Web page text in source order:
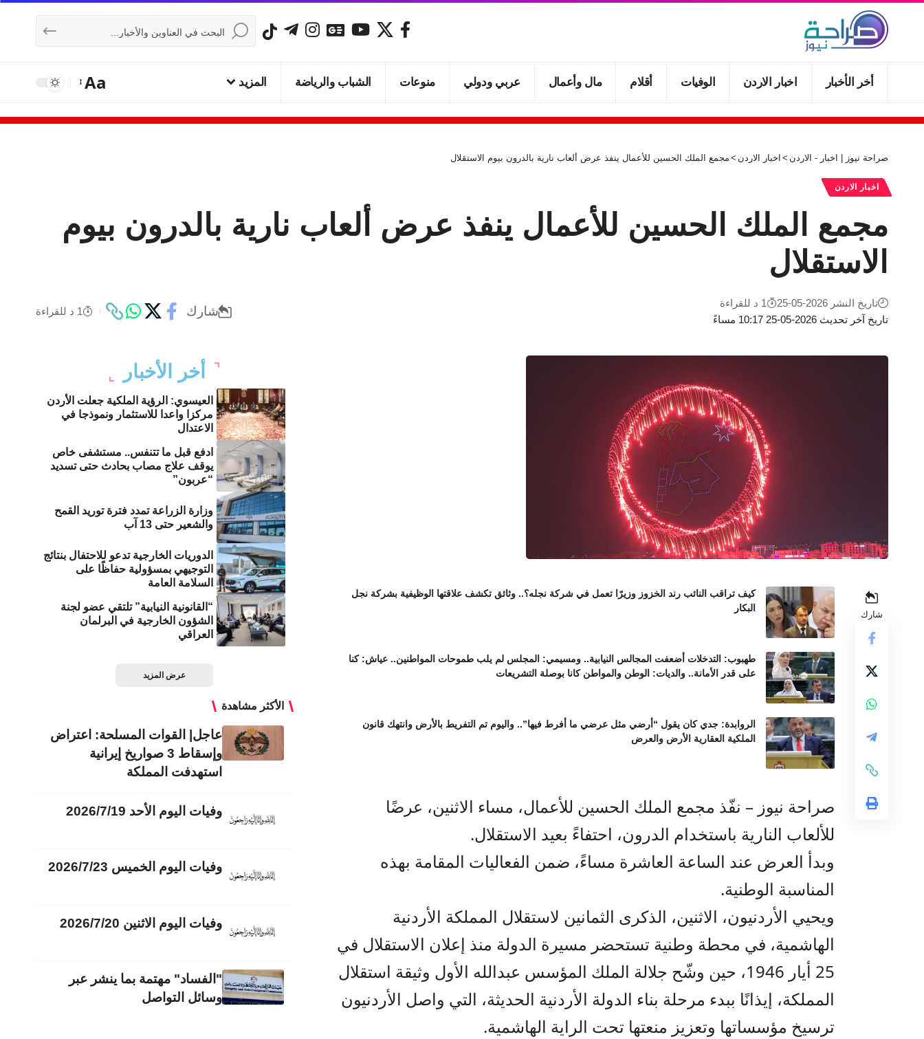
أخر الأخبار اخبار الاردن الوفيات أقلام مال وأعمال عربي ودولي منوعات الشباب والرياضة المزيد Aa
صراحة نيوز | اخبار - الاردن > اخبار الاردن > مجمع الملك الحسين للأعمال ينفذ عرض ألعاب نارية بالدرون بيوم الاستقلال
اخبار الاردن
مجمع الملك الحسين للأعمال ينفذ عرض ألعاب نارية بالدرون بيوم
الاستقلال
تاريخ آخر تحديث 2026-05-25 10:17 مساءً
تاريخ النشر 2026-05-25 1 د للقراءة
شارك 1 د للقراءة
شارك
كيف تراقب النائب رند الخزوز وزيرًا تعمل في شركة نجله؟.. وثائق تكشف علاقتها الوظيفية بشركة نجل
البكار
طهبوب: التدخلات أضعفت المجالس النيابية.. ومسيمي: المجلس لم يلب طموحات المواطنين.. عياش: كنا
على قدر الأمانة.. والديات: الوطن والمواطن كانا بوصلة التشريعات
الروابدة: جدي كان يقول “أرضي مثل عرضي ما أفرط فيها”.. واليوم تم التفريط بالأرض وانتهك قانون
الملكية العقارية الأرض والعرض
صراحة نيوز – نفّذ مجمع الملك الحسين للأعمال، مساء الاثنين، عرضًا
للألعاب النارية باستخدام الدرون، احتفاءً بعيد الاستقلال.
وبدأ العرض عند الساعة العاشرة مساءً، ضمن الفعاليات المقامة بهذه
المناسبة الوطنية.
ويحيي الأردنيون، الاثنين، الذكرى الثمانين لاستقلال المملكة الأردنية
الهاشمية، في محطة وطنية تستحضر مسيرة الدولة منذ إعلان الاستقلال في
25 أيار 1946، حين وشّح جلالة الملك المؤسس عبدالله الأول وثيقة استقلال
المملكة، إيذانًا ببدء مرحلة بناء الدولة الأردنية الحديثة، التي واصل الأردنيون
ترسيخ مؤسساتها وتعزيز منعتها تحت الراية الهاشمية.
أخر الأخبار
العيسوي: الرؤية الملكية جعلت الأردن
مركزا واعدا للاستثمار ونموذجا في
الاعتدال
ادفع قبل ما تتنفس.. مستشفى خاص
يوقف علاج مصاب بحادث حتى تسديد
“عربون”
وزارة الزراعة تمدد فترة توريد القمح
والشعير حتى 13 آب
الدوريات الخارجية تدعو للاحتفال بنتائج
التوجيهي بمسؤولية حفاظًا على
السلامة العامة
“القانونية النيابية” تلتقي عضو لجنة
الشؤون الخارجية في البرلمان
العراقي
عرض المزيد
الأكثر مشاهدة
عاجل| القوات المسلحة: اعتراض
وإسقاط 3 صواريخ إيرانية
استهدفت المملكة
وفيات اليوم الأحد 2026/7/19
وفيات اليوم الخميس 2026/7/23
وفيات اليوم الاثنين 2026/7/20
"الفساد" مهتمة بما ينشر عبر
وسائل التواصل